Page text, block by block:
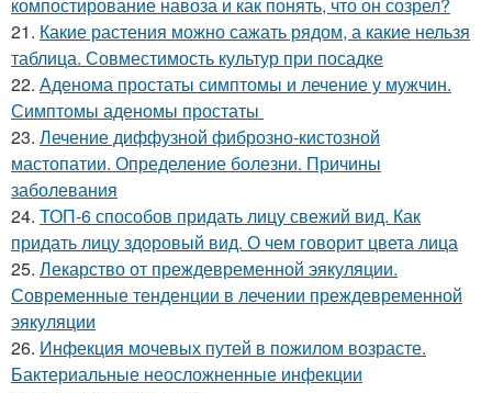
21. Какие растения можно сажать рядом, а какие нельзя
таблица. Совместимость культур при посадке
22. Аденома простаты симптомы и лечение у мужчин.
Симптомы аденомы простаты
23. Лечение диффузной фиброзно-кистозной
мастопатии. Определение болезни. Причины
заболевания
24. ТОП-6 способов придать лицу свежий вид. Как
придать лицу здоровый вид. О чем говорит цвета лица
25. Лекарство от преждевременной эякуляции.
Современные тенденции в лечении преждевременной
эякуляции
26. Инфекция мочевых путей в пожилом возрасте.
Бактериальные неосложненные инфекции